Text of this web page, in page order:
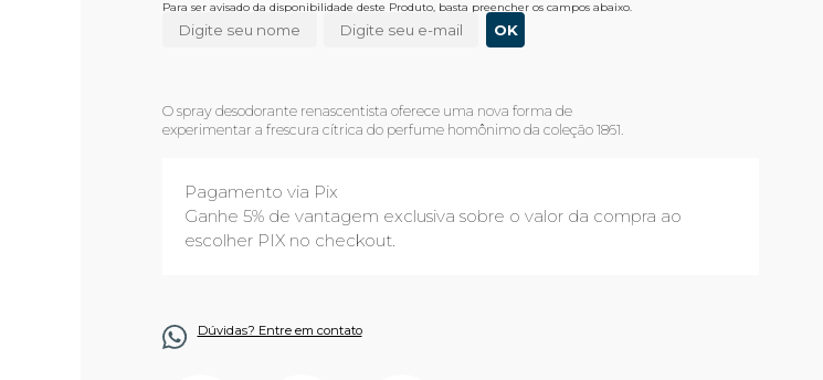
Para ser avisado da disponibilidade deste Produto, basta preencher os campos abaixo.
O spray desodorante renascentista oferece uma nova forma de
experimentar a frescura cítrica do perfume homônimo da coleção 1861.
Pagamento via Pix
Ganhe 5% de vantagem exclusiva sobre o valor da compra ao
escolher PIX no checkout.
Dúvidas? Entre em contato